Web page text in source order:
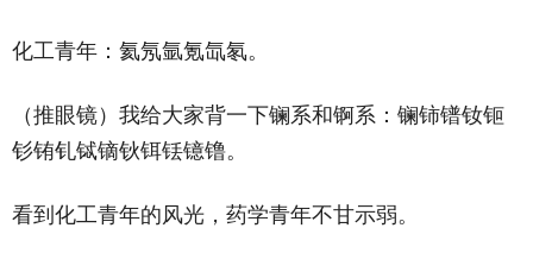
化工青年：氦氖氩氪氙氡。
（推眼镜）我给大家背一下镧系和锕系：镧铈镨钕钷
钐铕钆铽镝钬铒铥镱镥。
看到化工青年的风光，药学青年不甘示弱。